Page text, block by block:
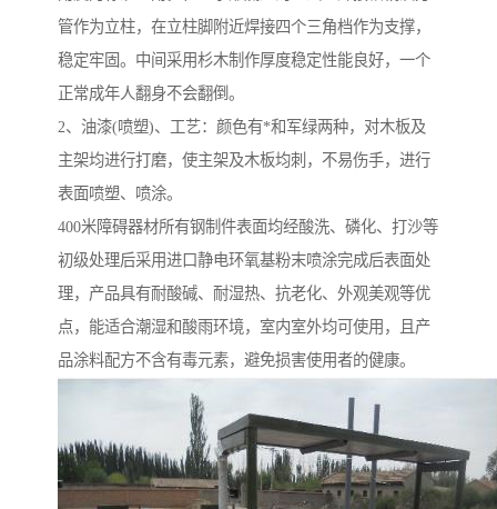
管作为立柱，在立柱脚附近焊接四个三角档作为支撑，
稳定牢固。中间采用杉木制作厚度稳定性能良好，一个
正常成年人翻身不会翻倒。
2、油漆(喷塑)、工艺：颜色有*和军绿两种，对木板及
主架均进行打磨，使主架及木板均刺，不易伤手，进行
表面喷塑、喷涂。
400米障碍器材所有钢制件表面均经酸洗、磷化、打沙等
初级处理后采用进口静电环氧基粉末喷涂完成后表面处
理，产品具有耐酸碱、耐湿热、抗老化、外观美观等优
点，能适合潮湿和酸雨环境，室内室外均可使用，且产
品涂料配方不含有毒元素，避免损害使用者的健康。